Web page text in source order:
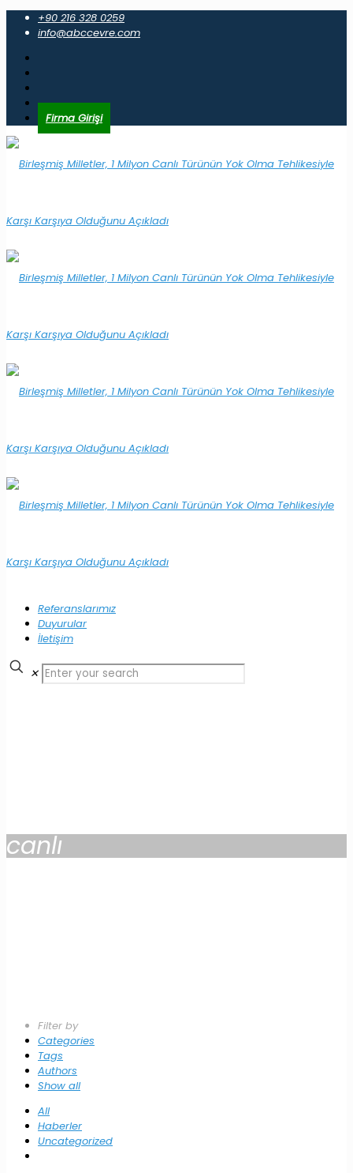
+90 216 328 0259
info@abccevre.com
Firma Girişi
Referanslarımız
Duyurular
İletişim
✕
canlı
Filter by
Categories
Tags
Authors
Show all
All
Haberler
Uncategorized